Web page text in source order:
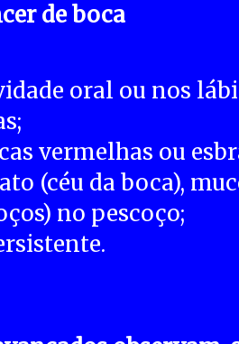
de boca
oral ou nos
vermelhas ou
(céu da boca),
no pescoço;